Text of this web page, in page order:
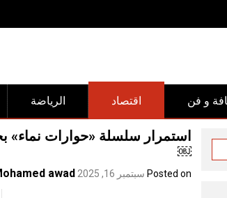
الرياضة اقتصاد و فن
استمرار سلسلة «حوارات نماء»
￼
Posted on سبتمبر 16, 2025 by
awad